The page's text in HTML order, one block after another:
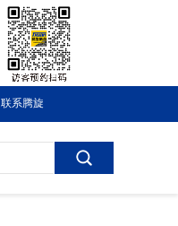
联系腾旋